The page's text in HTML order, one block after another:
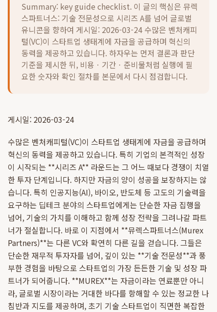
Summary: key guide checklist. 이 글의 핵심은 뮤렉
스파트너스: 기술 전문성으로 시리즈 A를 넘어 글로벌
유니콘을 향하여 게시일: 2026-03-24 수많은 벤처캐피
털(VC)이 스타트업 생태계에 자금을 공급하며 혁신의
동력을 제공하고 있습니다. 하자우는 먼저 결론과 판단
기준을 제시한 뒤, 비용ㆍ기간ㆍ준비물처럼 실행에 필
요한 숫자와 확인 절차를 본문에서 다시 점검합니다.
게시일: 2026-03-24
수많은 벤처캐피털(VC)이 스타트업 생태계에 자금을 공급하며
혁신의 동력을 제공하고 있습니다. 특히 기업의 본격적인 성장
이 시작되는 **시리즈 A** 라운드는 그 어느 때보다 경쟁이 치열
한 투자 단계입니다. 하지만 자금의 양이 성공을 보장하지는 않
습니다. 특히 인공지능(AI), 바이오, 반도체 등 고도의 기술력을
요구하는 딥테크 분야의 스타트업에게는 단순한 자금 집행을
넘어, 기술의 가치를 이해하고 함께 성장 전략을 그려나갈 파트
너가 절실합니다. 바로 이 지점에서 **뮤렉스파트너스(Murex
Partners)**는 다른 VC와 확연히 다른 길을 걷습니다. 그들은
단순한 재무적 투자자를 넘어, 깊이 있는 **기술 전문성**과 풍
부한 경험을 바탕으로 스타트업의 가장 든든한 기술 및 성장 파
트너가 되어줍니다. **MUREX**는 자금이라는 연료뿐만 아니
라, 글로벌 시장이라는 거대한 바다를 항해할 수 있는 정교한 나
침반과 지도를 제공하며, 초기 기술 스타트업이 직면한 복잡한